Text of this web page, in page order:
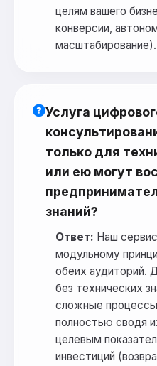
целям вашего
конверсии,
масштабирование).
Услуга
только для
или ею могут
знаний?
Ответ: Наш
модульному
обеих аудиторий.
без технических
сложные
полностью сводя
целевым
инвестиций